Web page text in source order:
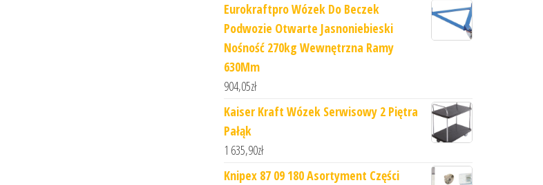
Eurokraftpro Wózek Do Beczek
Podwozie Otwarte Jasnoniebieski
Nośność 270kg Wewnętrzna Ramy
630Mm
904,05zł
Kaiser Kraft Wózek Serwisowy 2 Piętra
Pałąk
1 635,90zł
Knipex 87 09 180 Asortyment Części